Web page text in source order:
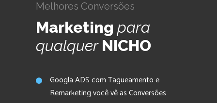
Melhores Conversões
Marketing para
qualquerNICHO
Googla ADS com Tagueamento e
Remarketing você vê as Conversões